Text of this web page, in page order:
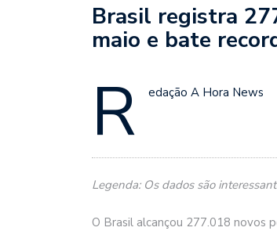
Brasil registra
maio e bate
R edação A Hora News
Legenda: Os dados são
O Brasil alcançou 277.018 novos